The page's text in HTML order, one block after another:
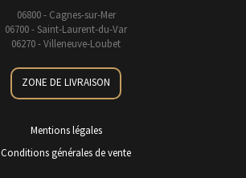
06800 - Cagnes-sur-Mer
06700 - Saint-Laurent-du-Var
06270 - Villeneuve-Loubet
ZONE DE LIVRAISON
Mentions légales
Conditions générales de vente